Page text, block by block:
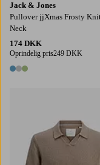
Jack & Jones
Pullover jjXmas Frosty
Neck
174 DKK
Oprindelig pris249 DKK
3 farver